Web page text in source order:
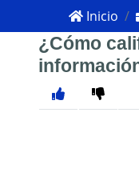
Inicio
¿Cómo